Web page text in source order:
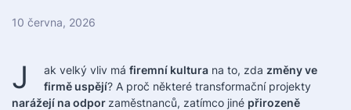
10 června, 2026
J ak velký vliv má firemní kultura na to, zda změny ve
firmě uspějí? A proč některé transformační projekty
narážejí na odpor zaměstnanců, zatímco jiné přirozeně